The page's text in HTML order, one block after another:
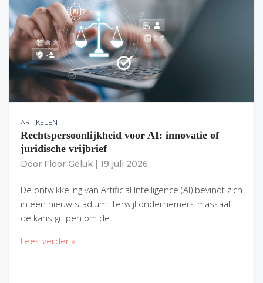
ARTIKELEN
Rechtspersoonlijkheid voor AI: innovatie of
juridische vrijbrief
Door Floor Geluk 19 juli 2026
De ontwikkeling van Artificial Intelligence (AI) bevindt zich
in een nieuw stadium. Terwijl ondernemers massaal
de kans grijpen om de…
Lees verder »